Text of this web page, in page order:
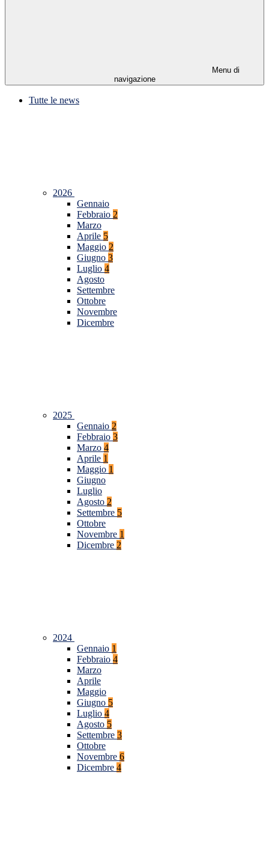
Menu di
navigazione
Tutte le news
2026
Gennaio
Febbraio 2
Marzo
Aprile 5
Maggio 2
Giugno 3
Luglio 4
Agosto
Settembre
Ottobre
Novembre
Dicembre
2025
Gennaio 2
Febbraio 3
Marzo 4
Aprile 1
Maggio 1
Giugno
Luglio
Agosto 2
Settembre 5
Ottobre
Novembre 1
Dicembre 2
2024
Gennaio 1
Febbraio 4
Marzo
Aprile
Maggio
Giugno 5
Luglio 4
Agosto 5
Settembre 3
Ottobre
Novembre 6
Dicembre 4